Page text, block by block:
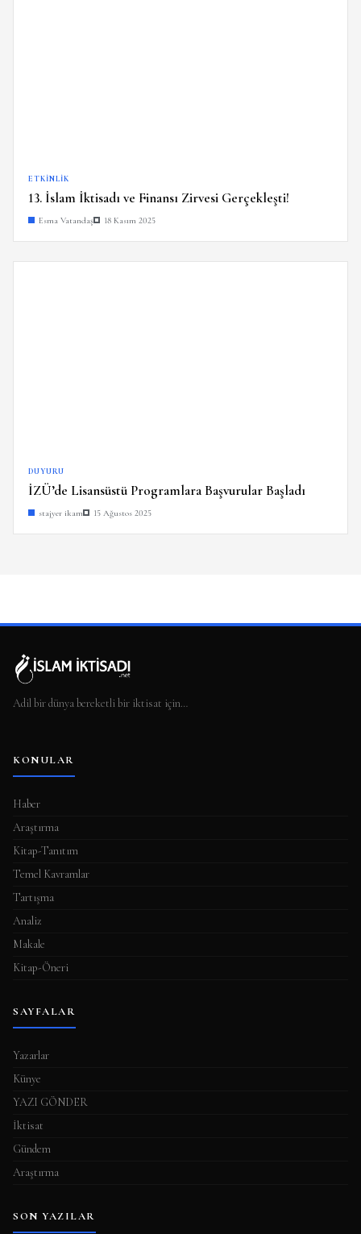
ETKINLIK
13. İslam İktisadı ve Finansı Zirvesi Gerçekleşti!
Esma Vatandaş 18 Kasım 2025
DUYURU
İZÜ’de Lisansüstü Programlara Başvurular Başladı
stajyer ikam 15 Ağustos 2025
Adil bir dünya bereketli bir iktisat için…
KONULAR
Haber
Araştırma
Kitap-Tanıtım
Temel Kavramlar
Tartışma
Analiz
Makale
Kitap-Öneri
SAYFALAR
Yazarlar
Künye
YAZI GÖNDER
İktisat
Gündem
Araştırma
SON YAZILAR